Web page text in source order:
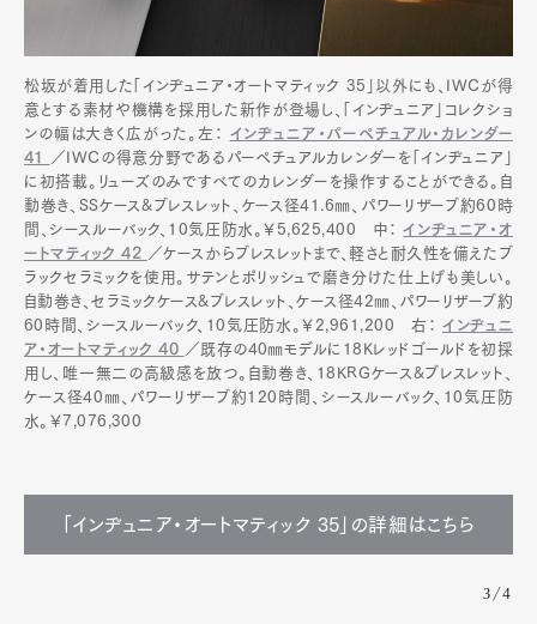
松坂が着用した「インヂュニア・オートマティック 35」以外にも、IWCが得
意とする素材や機構を採用した新作が登場し、「インヂュニア」コレクショ
ンの幅は大きく広がった。左：
インヂュニア・パーペチュアル・カレンダー
41
／IWCの得意分野であるパーペチュアルカレンダーを「インヂュニア」
に初搭載。リューズのみですべてのカレンダーを操作することができる。自
動巻き、SSケース&ブレスレット、ケース径41.6㎜、パワーリザーブ約60時
間、シースルーバック、10気圧防水。￥5,625,400 中： インヂュニア・オ
ートマティック 42 ／ケースからブレスレットまで、軽さと耐久性を備えたブ
ラックセラミックを使用。サテンとポリッシュで磨き分けた仕上げも美しい。
自動巻き、セラミックケース&ブレスレット、ケース径42㎜、パワーリザーブ約
60時間、シースルーバック、10気圧防水。￥2,961,200 右： インヂュニ
ア・オートマティック 40 ／既存の40㎜モデルに18Kレッドゴールドを初採
用し、唯一無二の高級感を放つ。自動巻き、18KRGケース&ブレスレット、
ケース径40㎜、パワーリザーブ約120時間、シースルーバック、10気圧防
水。￥7,076,300
「インヂュニア・オートマティック 35」の詳細はこちら
3/4